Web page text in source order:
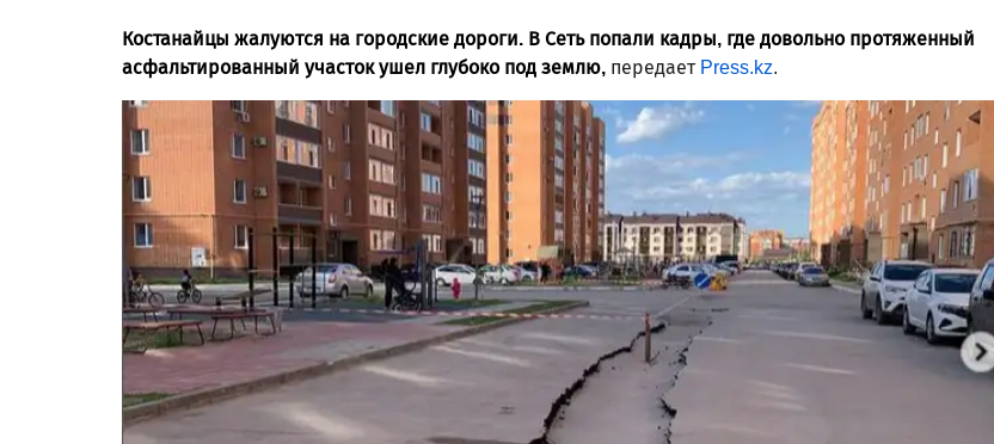
Костанайцы жалуются на городские дороги. В Сеть попали кадры, где довольно протяженный
асфальтированный участок ушел глубоко под землю, передает Press.kz.